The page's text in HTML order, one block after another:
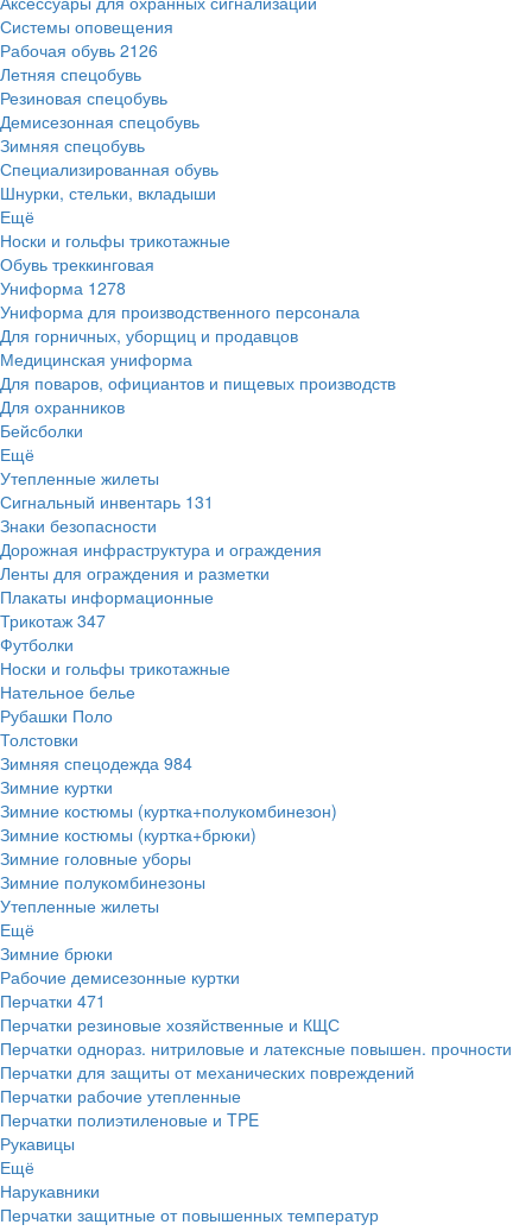
Системы оповещения
Рабочая обувь 2126
Летняя спецобувь
Резиновая спецобувь
Демисезонная спецобувь
Зимняя спецобувь
Специализированная обувь
Шнурки, стельки, вкладыши
Ещё
Носки и гольфы трикотажные
Обувь треккинговая
Униформа 1278
Униформа для производственного персонала
Для горничных, уборщиц и продавцов
Медицинская униформа
Для поваров, официантов и пищевых производств
Для охранников
Бейсболки
Ещё
Утепленные жилеты
Сигнальный инвентарь 131
Знаки безопасности
Дорожная инфраструктура и ограждения
Ленты для ограждения и разметки
Плакаты информационные
Трикотаж 347
Футболки
Носки и гольфы трикотажные
Нательное белье
Рубашки Поло
Толстовки
Зимняя спецодежда 984
Зимние куртки
Зимние костюмы (куртка+полукомбинезон)
Зимние костюмы (куртка+брюки)
Зимние головные уборы
Зимние полукомбинезоны
Утепленные жилеты
Ещё
Зимние брюки
Рабочие демисезонные куртки
Перчатки 471
Перчатки резиновые хозяйственные и КЩС
Перчатки однораз. нитриловые и латексные повышен. прочности
Перчатки для защиты от механических повреждений
Перчатки рабочие утепленные
Перчатки полиэтиленовые и TPE
Рукавицы
Ещё
Нарукавники
Перчатки защитные от повышенных температур